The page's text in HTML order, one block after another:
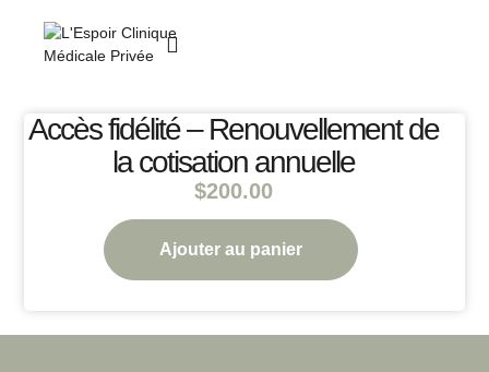
Accès fidélité – Renouvellement de
la cotisation annuelle
$200.00
Ajouter au panier